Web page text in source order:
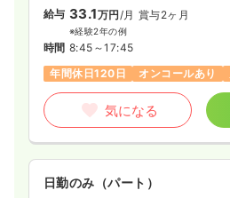
給与 33.1万円 /月 賞与2ヶ月
※経験2年の例
時間 8:45～17:45
年間休日120日
オンコールあり
気になる
日勤のみ（パート）